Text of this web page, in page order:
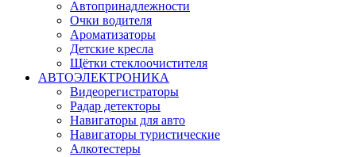
Автопринадлежности
Очки водителя
Ароматизаторы
Детские кресла
Щётки стеклоочистителя
АВТОЭЛЕКТРОНИКА
Видеорегистраторы
Радар детекторы
Навигаторы для авто
Навигаторы туристические
Алкотестеры